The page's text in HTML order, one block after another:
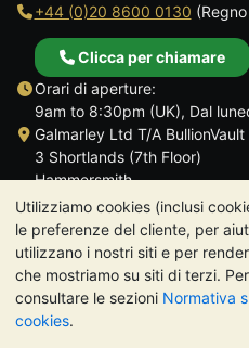
Utilizziamo cookies (inclusi
le preferenze del cliente, per
utilizzano i nostri siti e per
che mostriamo su siti di terzi.
consultare le sezioni Normativa
cookies.
+44 (0)20 8600 0130
Clicca per chiamare
Orari di aperture:
9am to 8:30pm (UK), Dal
Galmarley Ltd T/A BullionVault
3 Shortlands (7th Floor)
Hammersmith
Londra
W6 8DA
Regno Unito